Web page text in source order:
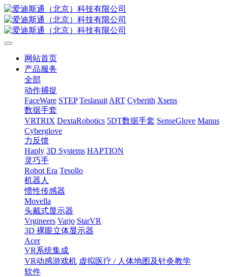
网站首页
产品服务
全部
动作捕捉
FaceWare STEP Teslasuit ART Cyberith Xsens
数据手套
VRTRIX DextaRobotics 5DT数据手套 SenseGlove Manus
Cyberglove
力反馈
Haply 3D Systems HAPTION
灵巧手
Robot Era Tesollo
机器人
惯性传感器
Movella
头戴式显示器
Vrgineers Varjo StarVR
3D 裸眼立体显示器
Acer
VR系统集成
VR动感游戏机 虚拟医疗 / 人体地图及针灸教学
软件